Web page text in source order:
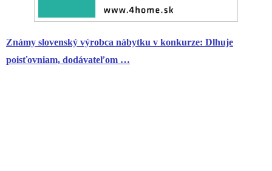
Známy slovenský výrobca nábytku v konkurze: Dlhuje
poisťovniam, dodávateľom …